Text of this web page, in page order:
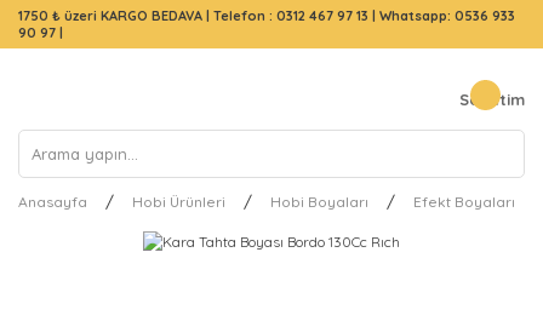
1750 ₺ üzeri KARGO BEDAVA | Telefon : 0312 467 97 13 | Whatsapp: 0536 933
90 97 |
Sepetim
Anasayfa Hobi Ürünleri Hobi Boyaları Efekt Boyaları